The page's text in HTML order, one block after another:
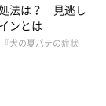
法は？ 見逃し
ンとは
犬の夏バテの症状